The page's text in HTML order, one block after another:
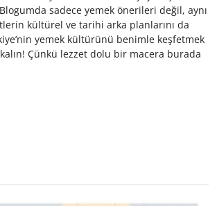
sadece yemek önerileri değil, aynı
kültürel ve tarihi arka planlarını da
yemek kültürünü benimle keşfetmek
Çünkü lezzet dolu bir macera burada